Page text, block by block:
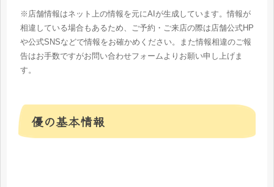
※店舗情報はネット上の情報を元にAIが生成しています。情報が
相違している場合もあるため、ご予約・ご来店の際は店舗公式HP
や公式SNSなどで情報をお確かめください。また情報相違のご報
告はお手数ですがお問い合わせフォームよりお願い申し上げま
す。
優の基本情報